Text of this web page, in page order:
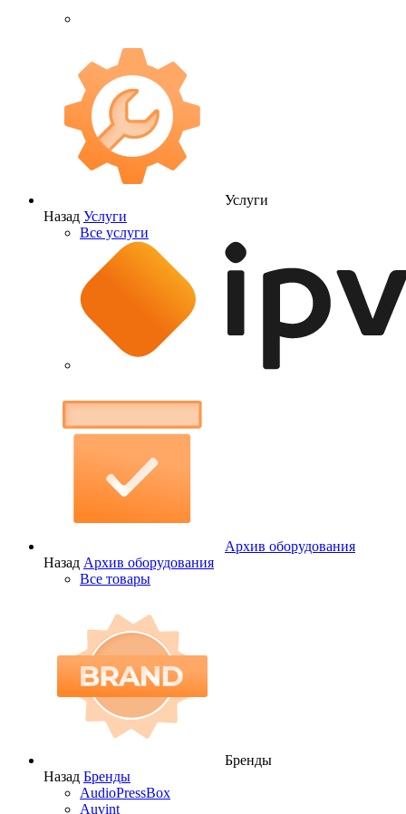
Услуги
Назад Услуги
Все услуги
Архив оборудования
Назад Архив оборудования
Все товары
Бренды
Назад Бренды
AudioPressBox
Auvint